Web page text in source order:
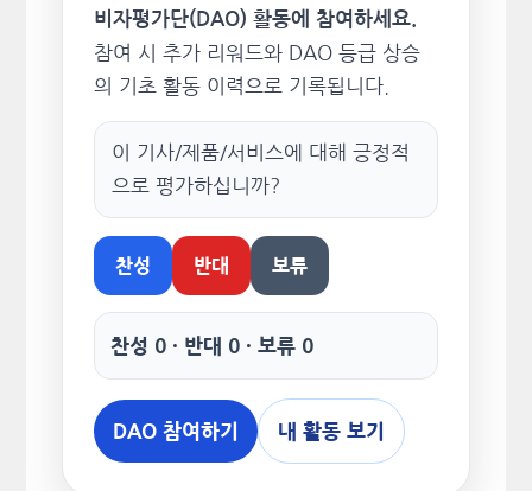
비자평가단(DAO) 활동에 참여하세요.
참여 시 추가 리워드와 DAO 등급 상승
의 기초 활동 이력으로 기록됩니다.
이 기사/제품/서비스에 대해 긍정적
으로 평가하십니까?
찬성 반대 보류
찬성 0 · 반대 0 · 보류 0
DAO 참여하기 내 활동 보기